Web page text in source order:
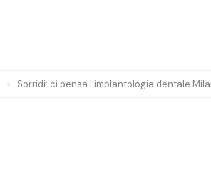
Sorridi: ci pensa l’implantologia dentale